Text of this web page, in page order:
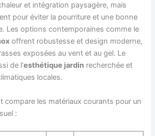
et intégration paysagère, mais
pour éviter la pourriture et une bonne
Les options contemporaines comme le
offrent robustesse et design moderne,
exposées au vent et au gel. Le
de l’esthétique jardin recherchée et
locales.
compare les matériaux courants pour un
: